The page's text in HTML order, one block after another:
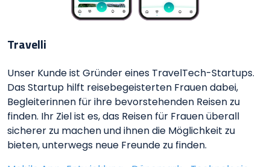
Travelli
Unser Kunde ist Gründer eines TravelTech-Startups.
Das Startup hilft reisebegeisterten Frauen dabei,
Begleiterinnen für ihre bevorstehenden Reisen zu
finden. Ihr Ziel ist es, das Reisen für Frauen überall
sicherer zu machen und ihnen die Möglichkeit zu
bieten, unterwegs neue Freunde zu finden.